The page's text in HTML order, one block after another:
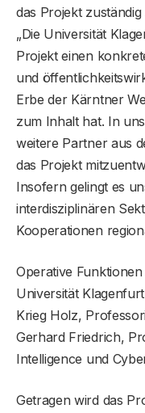
das Projekt
„Die Universität
Projekt einen
und
Erbe der Kärntner
zum Inhalt hat. In
weitere Partner aus
das Projekt
Insofern gelingt es
interdisziplinären
Kooperationen
Operative
Universität
Krieg Holz,
Gerhard Friedrich,
Intelligence und
Getragen wird das